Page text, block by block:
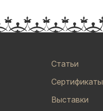
Статьи
Сертификаты
Выставки